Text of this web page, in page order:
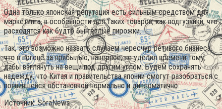
Одна только японская репутация есть сильным средством для
маркетинга, в особенности для таких товаров, как подгузники, что
расходятся как будто бы тёплые пирожки.
Так, это возможно назвать случаем чересчур ретивого бизнеса,
что в погоне за прибылью, наверное, не уделил времени тому,
дабы взглянуть на вещи под другим углом. Будем сохранять
надежду, что Китая и правительства японии смогут разобраться с
появившейся обстановкой нормально и дипломатично.
Источник: SoraNews